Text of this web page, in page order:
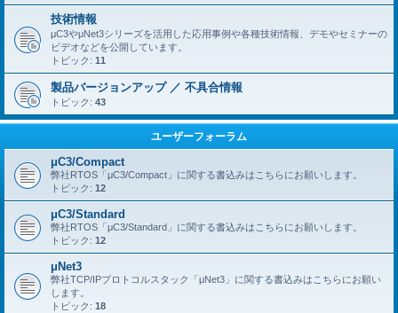
技術情報
μC3やμNet3シリーズを活用した応用事例や各種技術情報、デモやセミナーの
ビデオなどを公開しています。
トピック: 11
製品バージョンアップ ／ 不具合情報
トピック: 43
ユーザーフォーラム
μC3/Compact
弊社RTOS「μC3/Compact」に関する書込みはこちらにお願いします。
トピック: 12
μC3/Standard
弊社RTOS「μC3/Standard」に関する書込みはこちらにお願いします。
トピック: 12
μNet3
弊社TCP/IPプロトコルスタック「μNet3」に関する書込みはこちらにお願い
します。
トピック: 18